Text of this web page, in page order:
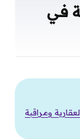
في
ومراقبة